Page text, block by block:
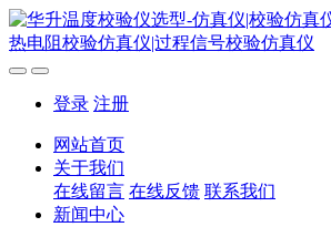
登录 注册
网站首页
关于我们
在线留言 在线反馈 联系我们
新闻中心